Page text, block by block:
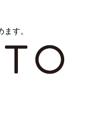
す。